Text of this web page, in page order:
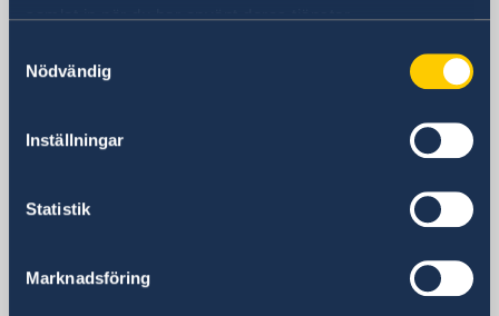
samlat in när du har använt deras tjänster.
Nödvändig
Inställningar
Statistik
Marknadsföring
Frågor om arbets- och uppehållstillstånd:
Facebook
SVENSKA KONSULAT
Calgary